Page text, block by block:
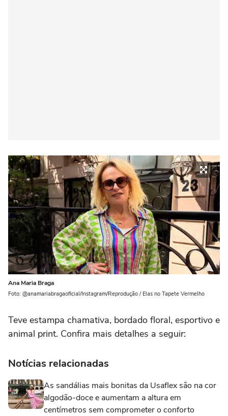
Ana Maria Braga
Foto: @anamariabragaoficial/Instagram/Reprodução / Elas no Tapete Vermelho
Teve estampa chamativa, bordado floral, esportivo e
animal print. Confira mais detalhes a seguir:
Notícias relacionadas
As sandálias mais bonitas da Usaflex são na cor
algodão-doce e aumentam a altura em
centímetros sem comprometer o conforto